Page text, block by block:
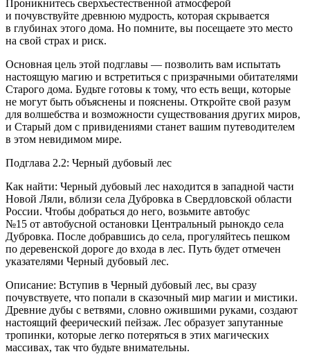
Проникнитесь сверхъестественной атмосферой
и почувствуйте древнюю мудрость, которая скрывается
в глубинах этого дома. Но помните, вы посещаете это место
на свой страх и риск.
Основная цель этой подглавы — позволить вам испытать
настоящую магию и встретиться с призрачными обитателями
Старого дома. Будьте готовы к тому, что есть вещи, которые
не могут быть объяснены и пояснены. Откройте свой разум
для волшебства и возможности существования других миров,
и Старый дом с привидениями станет вашим путеводителем
в этом невидимом мире.
Подглава 2.2: Черный дубовый лес
Как найти: Черный дубовый лес находится в западной части
Новой Ляли, вблизи села Дубровка в Свердловской области
России. Чтобы добраться до него, возьмите автобус
№15 от автобусной остановки Центральный рынокдо села
Дубровка. После добравшись до села, прогуляйтесь пешком
по деревенской дороге до входа в лес. Путь будет отмечен
указателями Черный дубовый лес.
Описание: Вступив в Черный дубовый лес, вы сразу
почувствуете, что попали в сказочный мир магии и мистики.
Древние дубы с ветвями, словно ожившими руками, создают
настоящий феерический пейзаж. Лес образует запутанные
тропинки, которые легко потеряться в этих магических
массивах, так что будьте внимательны.